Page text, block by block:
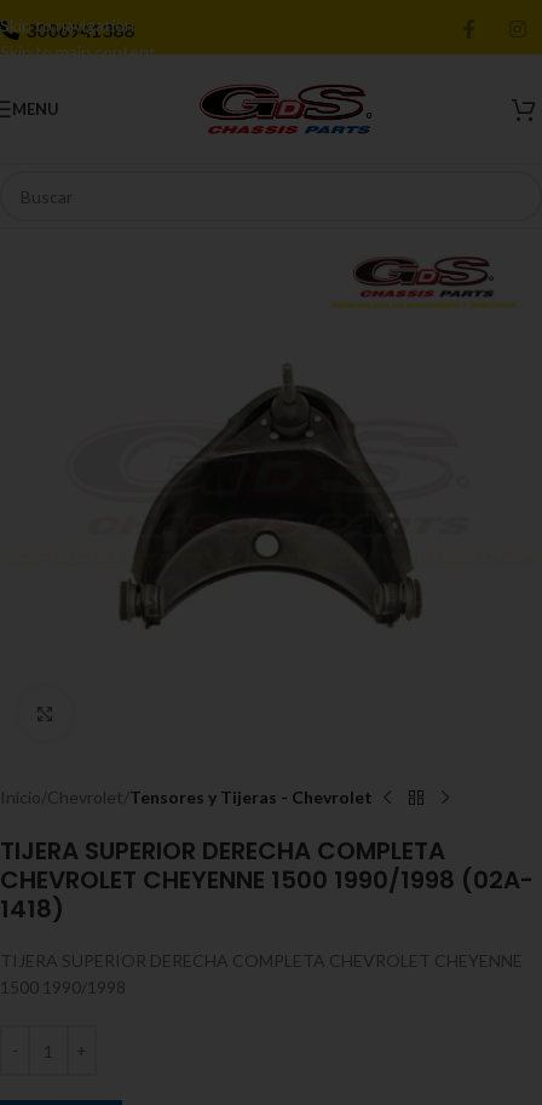
Skip to navigation
Skip to main content
3006941388
MENU
Inicio Chevrolet Tensores y Tijeras - Chevrolet
TIJERA SUPERIOR DERECHA COMPLETA
CHEVROLET CHEYENNE 1500 1990/1998 (02A-
1418)
TIJERA SUPERIOR DERECHA COMPLETA CHEVROLET CHEYENNE
1500 1990/1998